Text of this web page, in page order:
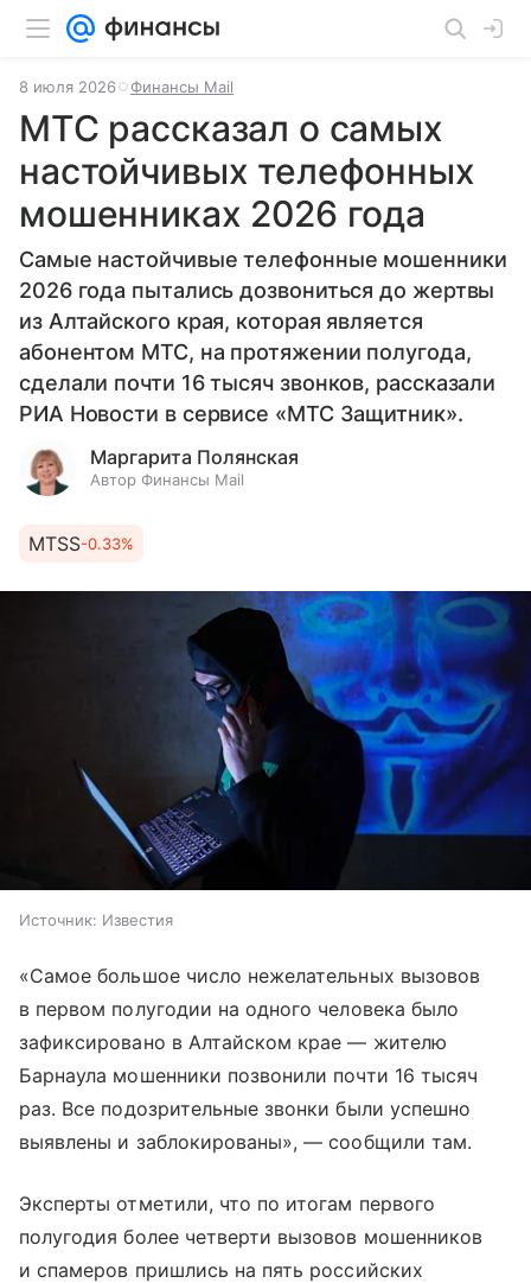
8 июля 2026 Финансы Mail
МТС рассказал о самых
настойчивых телефонных
мошенниках 2026 года
Самые настойчивые телефонные мошенники
2026 года пытались дозвониться до жертвы
из Алтайского края, которая является
абонентом МТС, на протяжении полугода,
сделали почти 16 тысяч звонков, рассказали
РИА Новости в сервисе «МТС Защитник».
Маргарита Полянская
Автор Финансы Mail
MTSS-0.33%
Источник: Известия
«Самое большое число нежелательных вызовов
в первом полугодии на одного человека было
зафиксировано в Алтайском крае — жителю
Барнаула мошенники позвонили почти 16 тысяч
раз. Все подозрительные звонки были успешно
выявлены и заблокированы», — сообщили там.
Эксперты отметили, что по итогам первого
полугодия более четверти вызовов мошенников
и спамеров пришлись на пять российских